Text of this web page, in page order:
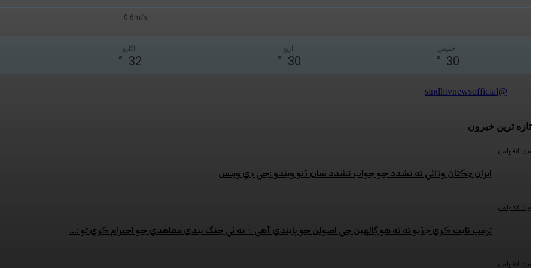
0.6m/s
اڱارو
32
°
اربع
30
°
خميس
30
°
@sindhtvnewsofficial
تازه ترين خبرون
بين الاقوامي
ايران ڇڪتاڻ وڌائي ته تشدد جو جواب تشدد سان ڏنو ويندو :جي ڊي وينس
بين الاقوامي
ٽرمپ ثابت ڪري ڇڏيو ته نه هو ڳالهين جي اصولن جو پابندي آهي ۽ نه ئي جنگ بندي معاهدي جو احترام ڪري ٿو :...
بين الاقوامي